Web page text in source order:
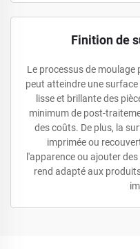
Finition de
Le processus de moulage
peut atteindre une
lisse et brillante des
minimum de post-
des coûts. De plus, la
imprimée ou
l'apparence ou ajouter
rend adapté aux